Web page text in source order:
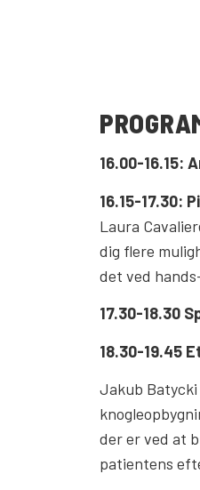
16.00-16.15:
16.15-17.30:
Laura
dig flere
det ved
17.30-18.30
18.30-19.45
Jakub Batycki
der er ved at
patientens